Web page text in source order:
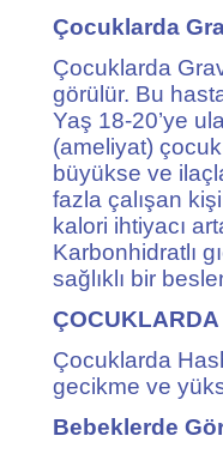
Çocuklarda
Çocuklarda
görülür. Bu
Yaş 18-20’ye
(ameliyat)
büyükse ve
fazla çalışan
kalori ihtiyacı
Karbonhidratlı
sağlıklı bir
Çocuklarda
gecikme ve
Bebeklerde